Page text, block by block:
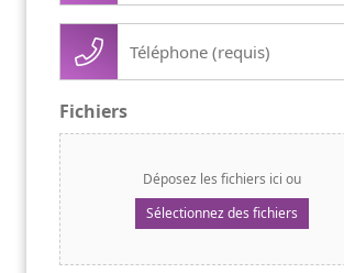
Téléphone
(Nécessaire)
Fichiers
Déposez les fichiers ici ou
Sélectionnez des fichiers